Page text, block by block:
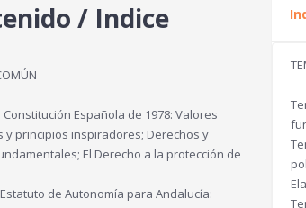
/ Indice
Constitución Española de 1978: Valores
y principios inspiradores; Derechos y
El Derecho a la protección de
Estatuto de Autonomía para Andalucía: